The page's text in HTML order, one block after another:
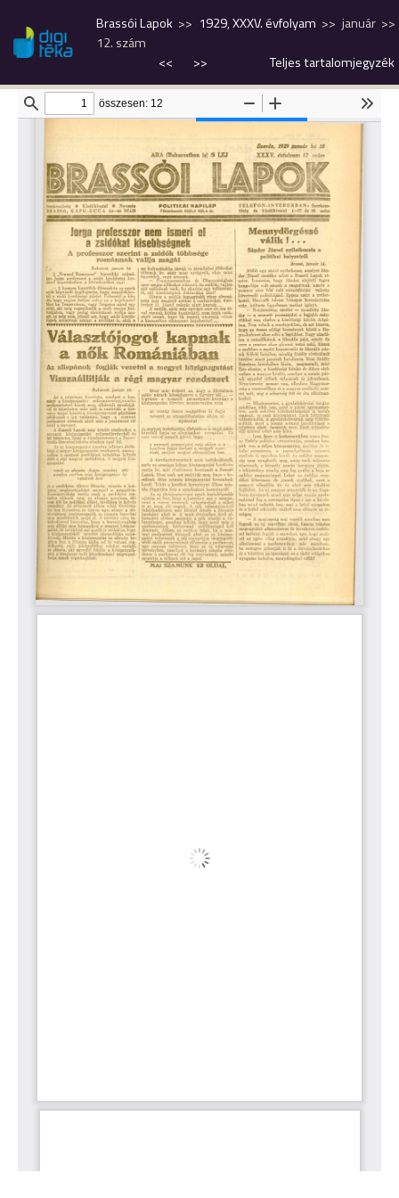
Brassói Lapok 1929, XXXV. évfolyam
január
12. szám
<<
>> Teljes tartalomjegyzék